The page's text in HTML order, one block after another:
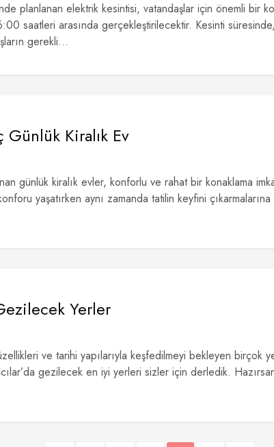
planlanan elektrik kesintisi, vatandaşlar için önemli bir
saatleri arasında gerçekleştirilecektir. Kesinti
gerekli...
Günlük Kiralık Ev
günlük kiralık evler, konforlu ve rahat bir konaklama
yaşatırken aynı zamanda tatilin keyfini
Yerler
ve tarihi yapılarıyla keşfedilmeyi bekleyen birçok
gezilecek en iyi yerleri sizler için derledik.